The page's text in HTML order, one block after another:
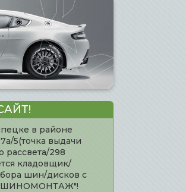
в районе
5(точка выдачи
298
кладовщик/
шин/дисков с
"ШИНОМОНТАЖ"!